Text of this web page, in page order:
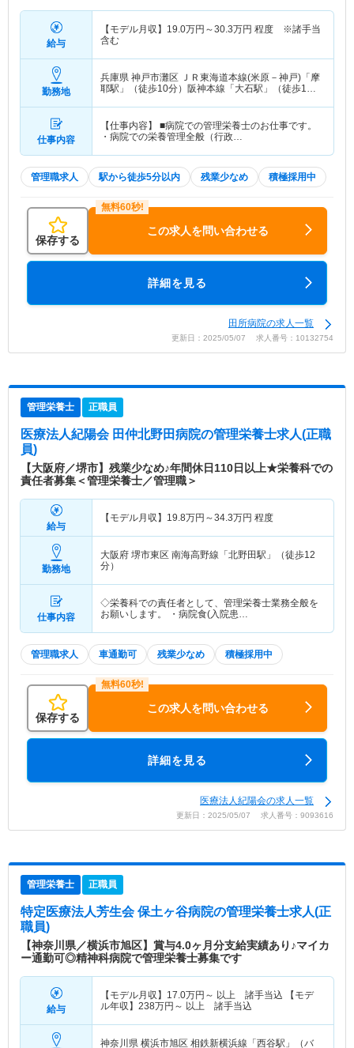
給与
【モデル月収】 19.0万円～30.3万円 程度 ※諸手当
含む
勤務地
兵庫県 神戸市灘区 ＪＲ東海道本線(米原－神戸)「摩
耶駅」（徒歩10分）阪神本線「大石駅」（徒歩1
仕事内容
【仕事内容】 ■病院での管理栄養士のお仕事です。
・病院での栄養管理全般（行政…
管理職求人 駅から徒歩5分以内 残業少なめ 積極採用中
保存する
この求人を問い合わせる
詳細を見る
田所病院の求人一覧
更新日：2025/05/07 求人番号：10132754
管理栄養士 正職員
医療法人紀陽会 田仲北野田病院の管理栄養士求人(正職
員)
【大阪府／堺市】残業少なめ♪年間休日110日以上★栄養科での
責任者募集＜管理栄養士／管理職＞
給与
【モデル月収】 19.8万円～34.3万円 程度
勤務地
大阪府 堺市東区 南海高野線「北野田駅」（徒歩12
分）
仕事内容
◇栄養科での責任者として、管理栄養士業務全般を
お願いします。 ・病院食(入院患…
管理職求人 車通勤可 残業少なめ 積極採用中
保存する
この求人を問い合わせる
詳細を見る
医療法人紀陽会の求人一覧
更新日：2025/05/07 求人番号：9093616
管理栄養士 正職員
特定医療法人芳生会 保土ヶ谷病院の管理栄養士求人(正
職員)
【神奈川県／横浜市旭区】賞与4.0ヶ月分支給実績あり♪マイカ
ー通勤可◎精神科病院で管理栄養士募集です
給与
【モデル月収】 17.0万円～ 以上 諸手当込 【モデ
ル年収】 238万円～ 以上 諸手当込
神奈川県 横浜市旭区 相鉄新横浜線「西谷駅」（バ